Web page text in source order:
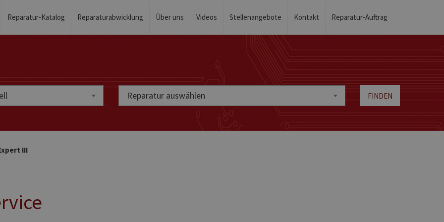
Reparatur-Katalog Reparaturabwicklung Über uns Videos Stellenangebote Kontakt Reparatur-Auftrag
Reparatur auswählen FINDEN
III